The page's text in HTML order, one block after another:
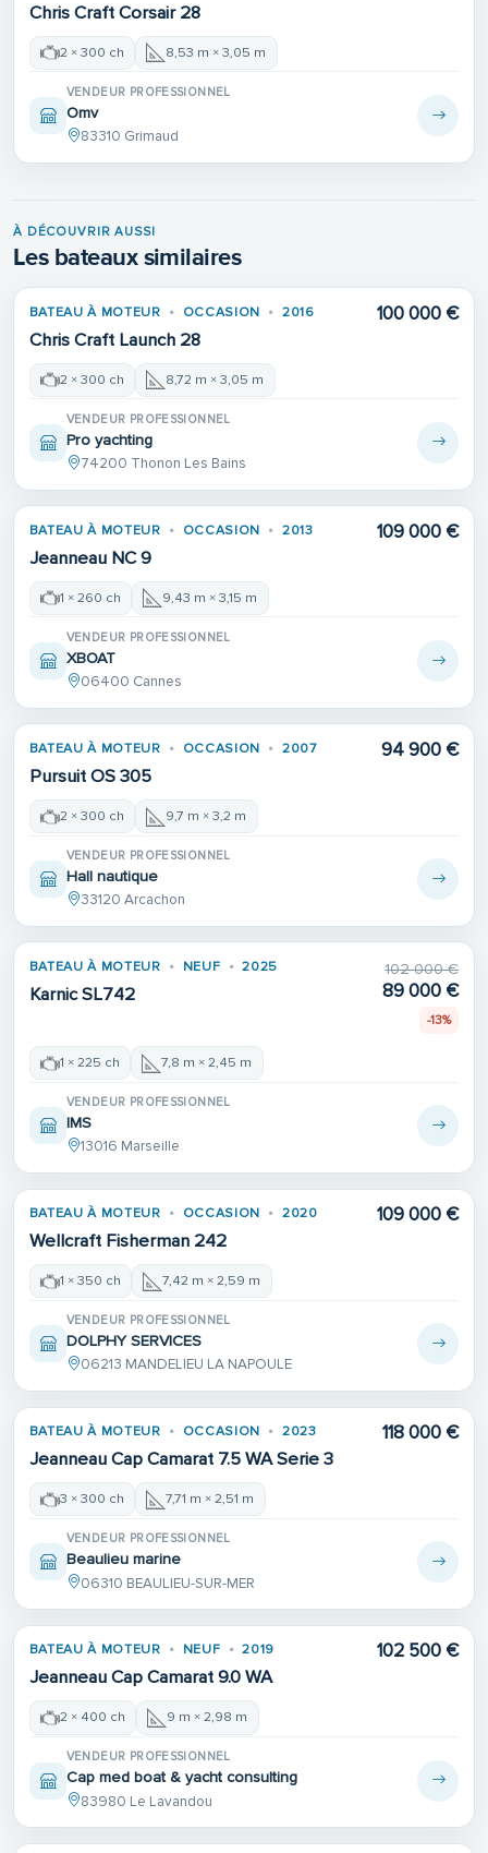
Chris Craft Corsair 28
2 × 300 ch 8,53 m × 3,05 m
VENDEUR PROFESSIONNEL
Omv
83310 Grimaud
À DÉCOUVRIR AUSSI
Les bateaux similaires
BATEAU À MOTEUR OCCASION 2016
Chris Craft Launch 28
100 000 €
2 × 300 ch 8,72 m × 3,05 m
VENDEUR PROFESSIONNEL
Pro yachting
74200 Thonon Les Bains
BATEAU À MOTEUR OCCASION 2013
Jeanneau NC 9
109 000 €
1 × 260 ch 9,43 m × 3,15 m
VENDEUR PROFESSIONNEL
XBOAT
06400 Cannes
BATEAU À MOTEUR OCCASION 2007
Pursuit OS 305
94 900 €
2 × 300 ch 9,7 m × 3,2 m
VENDEUR PROFESSIONNEL
Hall nautique
33120 Arcachon
BATEAU À MOTEUR NEUF 2025
Karnic SL742
102 000 €
89 000 €
-13%
1 × 225 ch 7,8 m × 2,45 m
VENDEUR PROFESSIONNEL
IMS
13016 Marseille
BATEAU À MOTEUR OCCASION 2020
Wellcraft Fisherman 242
109 000 €
1 × 350 ch 7,42 m × 2,59 m
VENDEUR PROFESSIONNEL
DOLPHY SERVICES
06213 MANDELIEU LA NAPOULE
BATEAU À MOTEUR OCCASION 2023
Jeanneau Cap Camarat 7.5 WA Serie 3
118 000 €
3 × 300 ch 7,71 m × 2,51 m
VENDEUR PROFESSIONNEL
Beaulieu marine
06310 BEAULIEU-SUR-MER
BATEAU À MOTEUR NEUF 2019
Jeanneau Cap Camarat 9.0 WA
102 500 €
2 × 400 ch 9 m × 2,98 m
VENDEUR PROFESSIONNEL
Cap med boat & yacht consulting
83980 Le Lavandou